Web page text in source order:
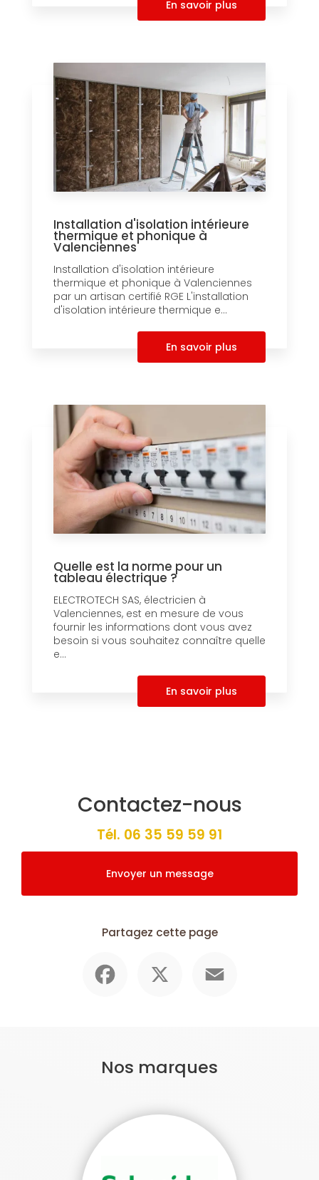
En savoir plus
Installation d'isolation intérieure
thermique et phonique à
Valenciennes
Installation d'isolation intérieure
thermique et phonique à Valenciennes
par un artisan certifié RGE L'installation
d'isolation intérieure thermique e...
En savoir plus
Quelle est la norme pour un
tableau électrique ?
ELECTROTECH SAS, électricien à
Valenciennes, est en mesure de vous
fournir les informations dont vous avez
besoin si vous souhaitez connaître quelle
e...
En savoir plus
Contactez-nous
Tél. 06 35 59 59 91
Envoyer un message
Partagez cette page
Nos marques